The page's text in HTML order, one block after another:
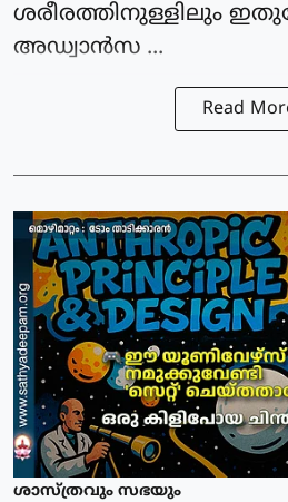
ശരീരത്തിനുള്ളിലും
അഡ്വാൻസ ...
Read
ശാസ്ത്രവും സഭയും